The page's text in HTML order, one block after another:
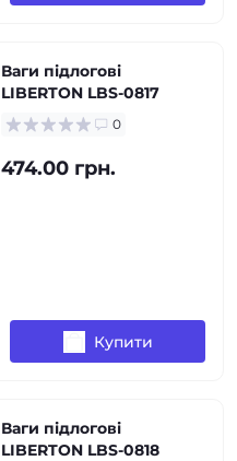
Ваги підлогові
LIBERTON LBS-0817
0
474.00 грн.
Купити
Ваги підлогові
LIBERTON LBS-0818